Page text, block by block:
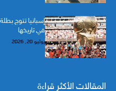
في تاريخها
يوليو 20, 2026
المقالات الأكثر قراءة